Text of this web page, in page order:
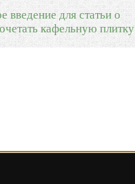
введение для статьи о
кафельную плитку